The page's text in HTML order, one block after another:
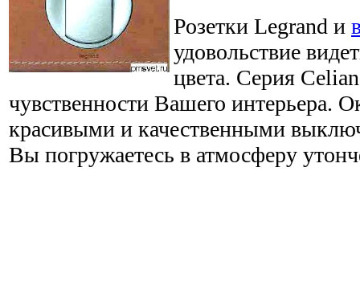
Розетки Legrand и
удовольствие
цвета. Серия
чувственности Вашего интерьера.
красивыми и качественными
Вы погружаетесь в атмосферу